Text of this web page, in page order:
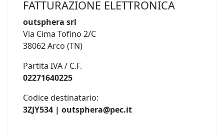
FATTURAZIONE ELETTRONICA
outsphera srl
Via Cima Tofino 2/C
38062 Arco (TN)
Partita IVA / C.F.
02271640225
Codice destinatario:
3ZJY534 | outsphera@pec.it